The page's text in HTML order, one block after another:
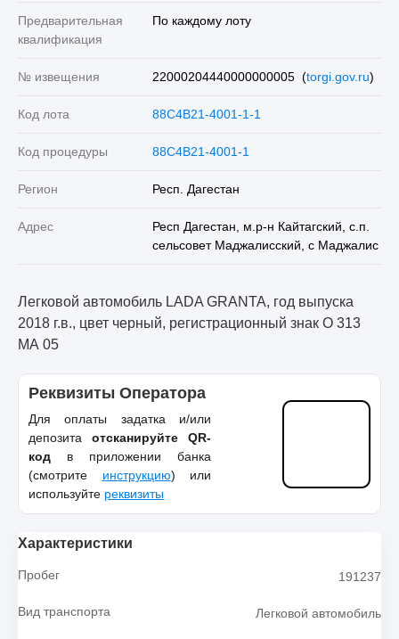
Предварительная
квалификация
По каждому лоту
№ извещения 22000204440000000005 (torgi.gov.ru)
Код лота 88C4B21-4001-1-1
Код процедуры 88C4B21-4001-1
Регион Респ. Дагестан
Адрес
Респ Дагестан, м.р-н Кайтагский, с.п.
сельсовет Маджалисский, с Маджалис
Легковой автомобиль LADA GRANTA, год выпуска
2018 г.в., цвет черный, регистрационный знак О 313
МА 05
Реквизиты Оператора
Для оплаты задатка и/или
депозита отсканируйте QR-
код в приложении банка
(смотрите инструкцию) или
используйте реквизиты
Характеристики
Пробег 191237
Вид транспорта Легковой автомобиль